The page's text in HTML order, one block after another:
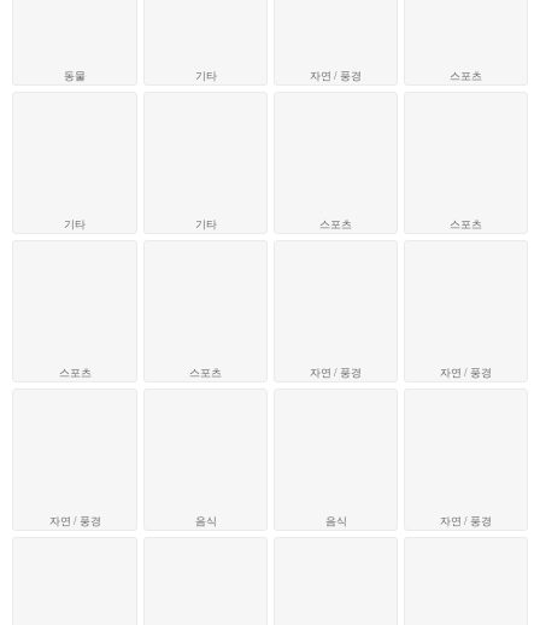
동물
기타
스포츠
자연 / 풍경
기타
기타
스포츠
음식
자연 / 풍경
스포츠
자연 / 풍경
음식
스포츠
스포츠
자연 / 풍경
자연 / 풍경